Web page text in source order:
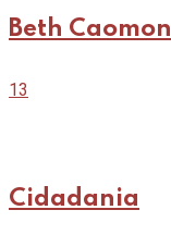
Beth Caomon
13
Cidadania